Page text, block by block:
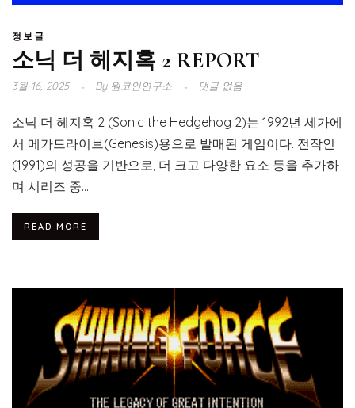
정보글
소닉 더 헤지혹 2 REPORT
3월 16, 2025 By원코인연구소 댓글 없음
소닉 더 헤지혹 2 (Sonic the Hedgehog 2)는 1992년 세가에
서 메가드라이브(Genesis)용으로 발매된 게임이다. 전작인
(1991)의 성공을 기반으로, 더 크고 다양한 요소 등을 추가하
며 시리즈 중...
READ MORE